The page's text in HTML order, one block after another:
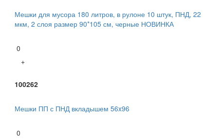
Мешки для мусора 180 литров, в рулоне 10 штук, ПНД, 22
мкм, 2 слоя размер 90*105 см, черные НОВИНКА
0
+
100262
Мешки ПП с ПНД вкладышем 56x96
0